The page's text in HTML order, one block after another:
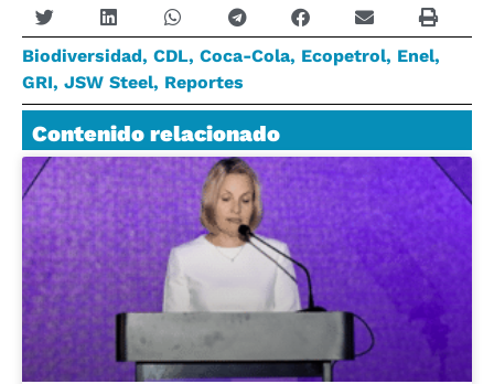
Biodiversidad, CDL, Coca-Cola, Ecopetrol, Enel,
GRI, JSW Steel, Reportes
Contenido relacionado